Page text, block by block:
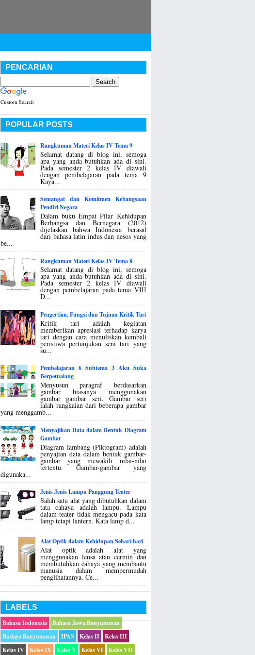
PENCARIAN
Custom Search
POPULAR POSTS
Rangkuman Materi Kelas IV Tema 9
Selamat datang di blog ini, semoga
apa yang anda butuhkan ada di sini.
Pada semester 2 kelas IV diawali
dengan pembelajaran pada tema 9
Kaya...
Semangat dan Komitmen Kebangsaan
Pendiri Negara
Dalam buku Empat Pilar Kehidupan
Berbangsa dan Bernegara (2012)
dijelaskan bahwa Indonesia berasal
dari bahasa latin indus dan nesos yang
be...
Rangkuman Materi Kelas IV Tema 8
Selamat datang di blog ini, semoga
apa yang anda butuhkan ada di sini.
Pada semester 2 kelas IV diawali
dengan pembelajaran pada tema VIII
D...
Pengertian, Fungsi dan Tujuan Kritik Tari
Kritik tari adalah kegiatan
memberikan apresiasi terhadap karya
tari dengan cara menuliskan kembali
peristiwa pertunjukan seni tari yang
su...
Pembelajaran 6 Subtema 3 Aku Suka
Berpetualang
Menyusun paragraf berdasarkan
gambar biasanya menggunakan
gambar gambar seri. Gambar seri
ialah rangkaian dari beberapa gambar
yang menggamb...
Menyajikan Data dalam Bentuk Diagram
Gambar
Diagram lambang (Piktogram) adalah
penyajian data dalam bentuk gambar-
gambar yang mewakili nilai-nilai
tertentu. Gambar-gambar yang
digunaka...
Jenis Jenis Lampu Panggung Teater
Salah satu alat yang dibutuhkan dalam
tata cahaya adalah lampu. Lampu
dalam teater tidak mengacu pada kata
lamp tetapi lantern. Kata lamp d...
Alat Optik dalam Kehidupan Sehari-hari
Alat optik adalah alat yang
menggunakan lensa atau cermin dan
membutuhkan cahaya yang membantu
manusia dalam mempermudah
penglihatannya. Ce...
LABELS
Bahasa Indonesia
Bahasa Jawa Banyumasan
Budaya Banyumasan
IPAS Kelas II
Kelas III
Kelas IV
Kelas IX Kelas V Kelas VI
Kelas VII